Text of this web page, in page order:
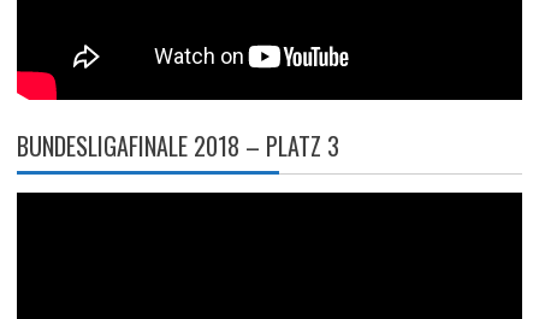
BUNDESLIGAFINALE 2018 – PLATZ 3